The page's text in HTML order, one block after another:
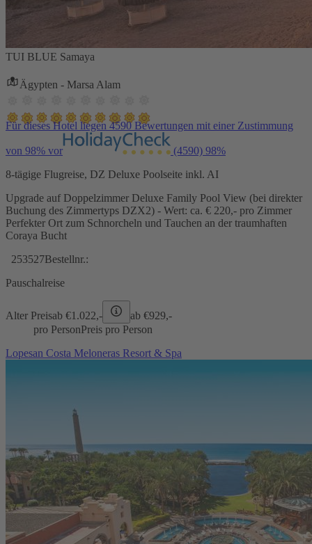
TUI BLUE Samaya
Ägypten - Marsa Alam
Für dieses Hotel liegen 4590 Bewertungen mit einer Zustimmung
von 98% vor (4590) 98%
8-tägige Flugreise, DZ Deluxe Poolseite inkl. AI
Upgrade auf Doppelzimmer Deluxe Family Pool View (bei direkter
Buchung des Zimmertyps DZX2) - Wert: ca. € 220,- pro Zimmer
Perfekter Ort zum Schnorcheln und Tauchen an der traumhaften
Coraya Bucht
253527Bestellnr.:
Pauschalreise
Alter Preisab €1.022,- ab €929,-
pro PersonPreis pro Person
Lopesan Costa Meloneras Resort & Spa